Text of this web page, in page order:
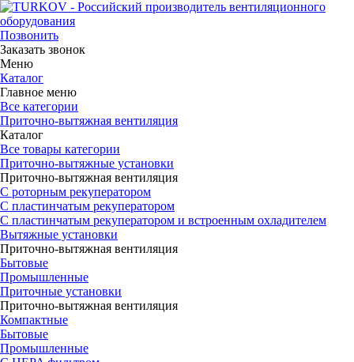
Позвонить
Заказать звонок
Меню
Каталог
Главное меню
Все категории
Приточно-вытяжная вентиляция
Каталог
Все товары категории
Приточно-вытяжные установки
Приточно-вытяжная вентиляция
С роторным рекуператором
С пластинчатым рекуператором
С пластинчатым рекуператором и встроенным охладителем
Вытяжные установки
Приточно-вытяжная вентиляция
Бытовые
Промышленные
Приточные установки
Приточно-вытяжная вентиляция
Компактные
Бытовые
Промышленные